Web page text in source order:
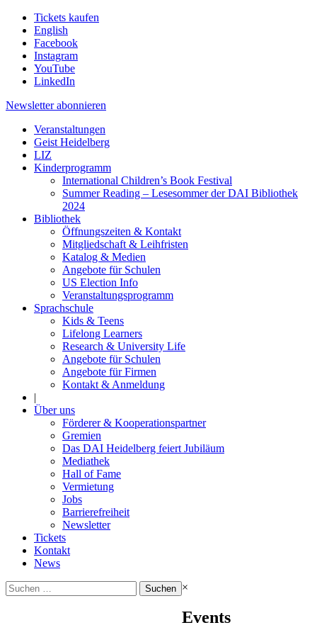
Tickets kaufen
English
Facebook
Instagram
YouTube
LinkedIn
Newsletter abonnieren
Veranstaltungen
Geist Heidelberg
LIZ
Kinderprogramm
International Children’s Book Festival
Summer Reading – Lesesommer der DAI Bibliothek
2024
Bibliothek
Öffnungszeiten & Kontakt
Mitgliedschaft & Leihfristen
Katalog & Medien
Angebote für Schulen
US Election Info
Veranstaltungsprogramm
Sprachschule
Kids & Teens
Lifelong Learners
Research & University Life
Angebote für Schulen
Angebote für Firmen
Kontakt & Anmeldung
|
Über uns
Förderer & Kooperationspartner
Gremien
Das DAI Heidelberg feiert Jubiläum
Mediathek
Hall of Fame
Vermietung
Jobs
Barrierefreiheit
Newsletter
Tickets
Kontakt
News
Suchen
nach:
×
Events